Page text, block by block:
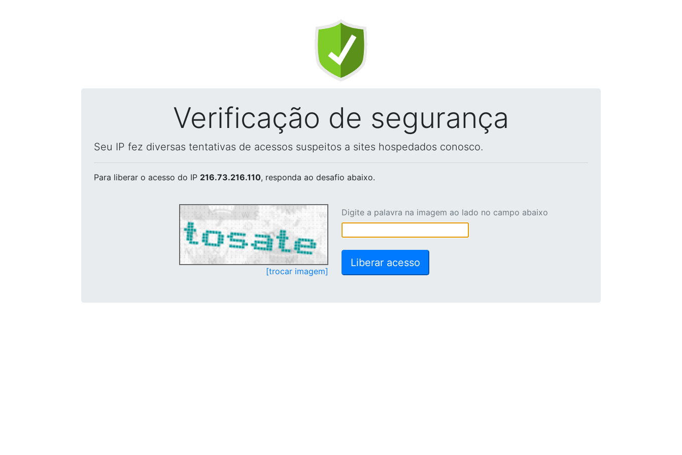
Verificação de segurança
Seu IP fez diversas tentativas de acessos suspeitos a sites hospedados conosco.
Para liberar o acesso do IP 216.73.216.110, responda ao desafio abaixo.
[trocar imagem]
Digite a palavra na imagem ao lado no campo abaixo